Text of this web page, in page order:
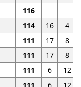
116
114 16
4
111 17
8
111 17
8
111 6
12
111 6
12